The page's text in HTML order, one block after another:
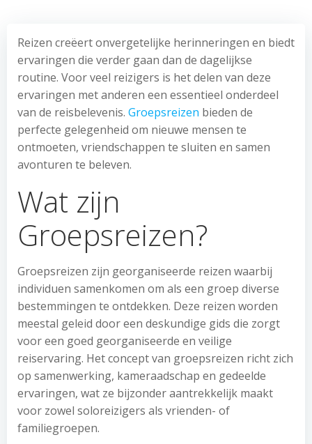
Reizen creëert onvergetelijke herinneringen en biedt
ervaringen die verder gaan dan de dagelijkse
routine. Voor veel reizigers is het delen van deze
ervaringen met anderen een essentieel onderdeel
van de reisbelevenis. Groepsreizen bieden de
perfecte gelegenheid om nieuwe mensen te
ontmoeten, vriendschappen te sluiten en samen
avonturen te beleven.
Wat zijn
Groepsreizen?
Groepsreizen zijn georganiseerde reizen waarbij
individuen samenkomen om als een groep diverse
bestemmingen te ontdekken. Deze reizen worden
meestal geleid door een deskundige gids die zorgt
voor een goed georganiseerde en veilige
reiservaring. Het concept van groepsreizen richt zich
op samenwerking, kameraadschap en gedeelde
ervaringen, wat ze bijzonder aantrekkelijk maakt
voor zowel soloreizigers als vrienden- of
familiegroepen.